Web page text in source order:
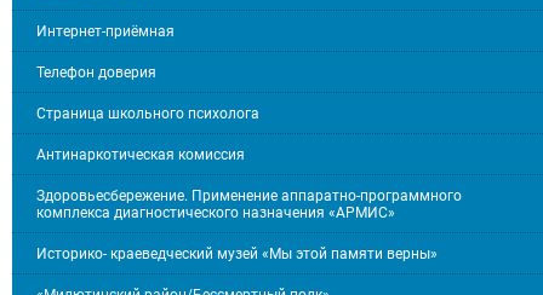
Интернет-приёмная
Телефон доверия
Страница школьного психолога
Антинаркотическая комиссия
Здоровьесбережение. Применение аппаратно-программного
комплекса диагностического назначения «АРМИС»
Историко- краеведческий музей «Мы этой памяти верны»